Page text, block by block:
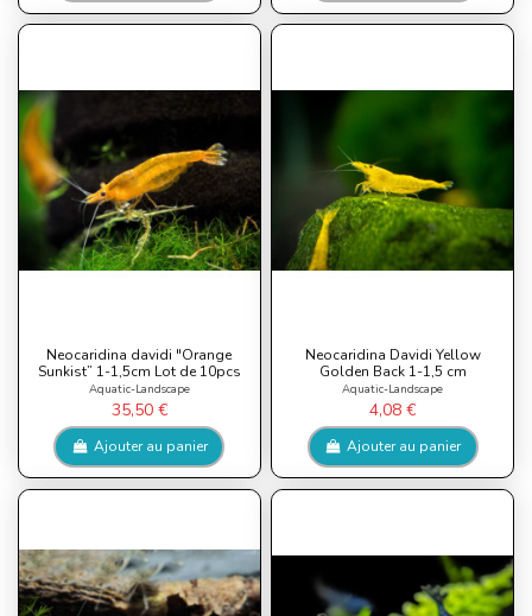
Neocaridina davidi "Orange
Sunkist” 1-1,5cm Lot de 10pcs
Aquatic-Landscape
35,50 €
Ajouter au panier
Neocaridina Davidi Yellow
Golden Back 1-1,5 cm
Aquatic-Landscape
4,08 €
Ajouter au panier